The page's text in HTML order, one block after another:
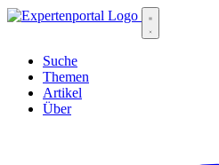
Suche
Themen
Artikel
Über